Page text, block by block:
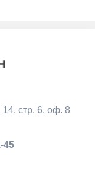
14, стр. 6, оф. 8
45